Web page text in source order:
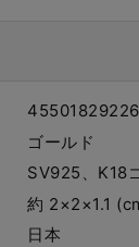
ゴールド
SV925、K18
約 2×2×1.1
日本